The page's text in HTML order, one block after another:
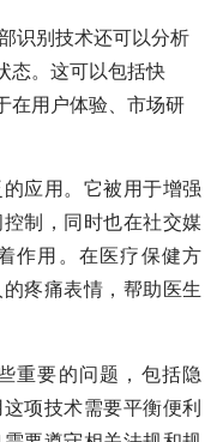
识别技术还可以分析
态。这可以包括快
在用户体验、市场研
应用。它被用于增强
制，同时也在社交媒
作用。在医疗保健方
疼痛表情，帮助医生
重要的问题，包括隐
项技术需要平衡便利